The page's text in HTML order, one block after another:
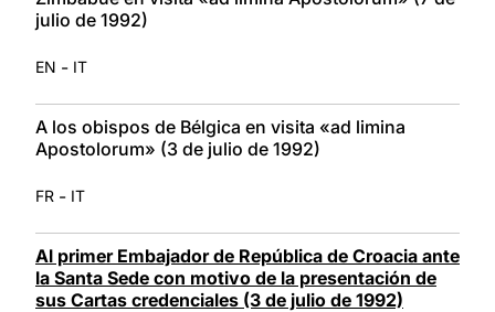
julio de 1992)
EN - IT
A los obispos de Bélgica en visita «ad limina
Apostolorum» (3 de julio de 1992)
FR - IT
Al primer Embajador de República de Croacia ante
la Santa Sede con motivo de la presentación de
sus Cartas credenciales (3 de julio de 1992)